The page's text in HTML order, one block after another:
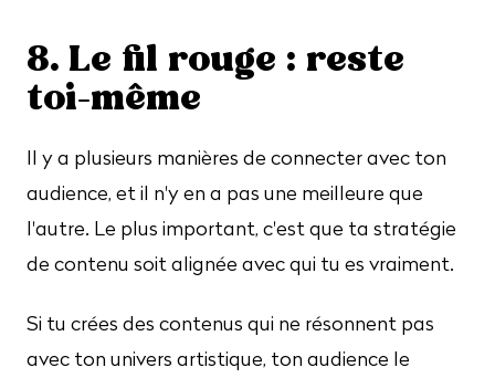
8. Le fil rouge : reste
toi-même
Il y a plusieurs manières de connecter avec ton
audience, et il n'y en a pas une meilleure que
l'autre. Le plus important, c'est que ta stratégie
de contenu soit alignée avec qui tu es vraiment.
Si tu crées des contenus qui ne résonnent pas
avec ton univers artistique, ton audience le